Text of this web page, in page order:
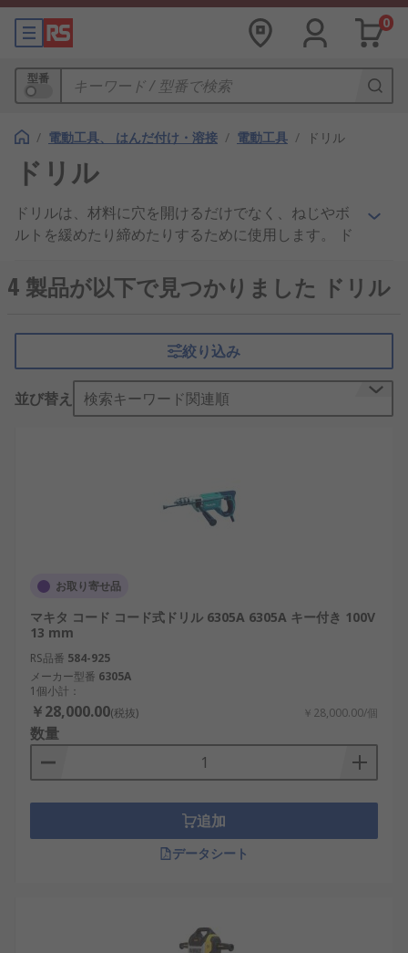
0
型番
/ 電動工具、 はんだ付け・溶接 / 電動工具 / ドリル
ドリル
ドリルは、材料に穴を開けるだけでなく、ねじやボ
ルトを緩めたり締めたりするために使用します。 ド
す。これは、より硬い材料が高出力を必要とし、ハ
ンマーアクションなどの追加機能が必要になるため
どのようなタイプのドリルがあ
りますか？
作業に合わせて速度とトルクを設定できま
す。 ドリルドライバはトルク設定が低く、ね
コンビドリル A コンビドリルは多目的ツール
るためのキーレスチャックを備えています。
各種の素材への応用に拘束しようが可能で、
石材、 木材、 金属およびプラスチックなどに
ハンマーアクションの追加機能で対応しま
す。 適切なねじ回しビットで、 ねじは簡単に
回すことができます。
インパクトドリル / ドライバ - ドリルドライバ
と同様の特性を提供しますが、 ねじや六角ボ
ルトでの運転に適したトルクとパワーを提供
します。 インパクトドリル / ドライバーは通
常、 1 ギアのみを提供します。 しかし、トル
工時にビットにかかる力を高めます。 ジャッ
4 製品が以下で見つかりました ドリル
絞り込み
並び替え 検索キーワード関連順
お取り寄せ品
マキタ コード コード式ドリル 6305A 6305A キー付き 100V
13 mm
RS品番 584-925
メーカー型番 6305A
1個小計：
￥28,000.00(税抜) ￥28,000.00/個
数量
追加
データシート